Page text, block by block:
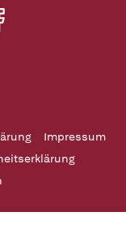
Impressum